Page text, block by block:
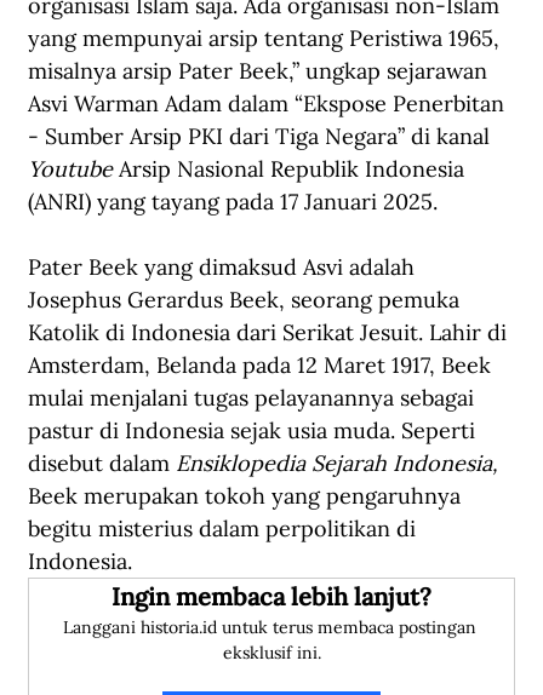
organisasi Islam saja. Ada organisasi non-Islam
yang mempunyai arsip tentang Peristiwa 1965,
misalnya arsip Pater Beek,” ungkap sejarawan
Asvi Warman Adam dalam “Ekspose Penerbitan
- Sumber Arsip PKI dari Tiga Negara” di kanal
Youtube Arsip Nasional Republik Indonesia
(ANRI) yang tayang pada 17 Januari 2025.
Pater Beek yang dimaksud Asvi adalah
Josephus Gerardus Beek, seorang pemuka
Katolik di Indonesia dari Serikat Jesuit. Lahir di
Amsterdam, Belanda pada 12 Maret 1917, Beek
mulai menjalani tugas pelayanannya sebagai
pastur di Indonesia sejak usia muda. Seperti
disebut dalam Ensiklopedia Sejarah Indonesia,
Beek merupakan tokoh yang pengaruhnya
begitu misterius dalam perpolitikan di
Indonesia.
Ingin membaca lebih lanjut?
Langgani historia.id untuk terus membaca postingan
eksklusif ini.